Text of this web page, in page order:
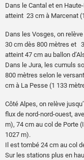
Dans le Cantal et en
atteint 23 cm à Marcenat
Dans les Vosges, on
30 cm dès 800 mètres et
atteint 47 cm au ballon
Dans le Jura, les cumuls
800 mètres selon le
cm à La Pesse (1 133
Côté Alpes, on relève
flux de nord-nord-ouest,
m), 74 cm au col de Porte
1027 m).
Il est tombé 24 cm au col
Sur les stations plus en